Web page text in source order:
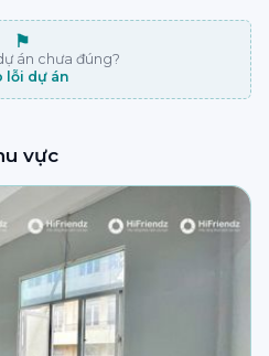
⚑
án chưa đúng?
lỗi dự án
vực